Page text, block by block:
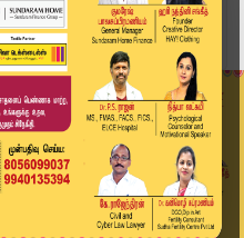
2026 | விரைவுச் செய்த...